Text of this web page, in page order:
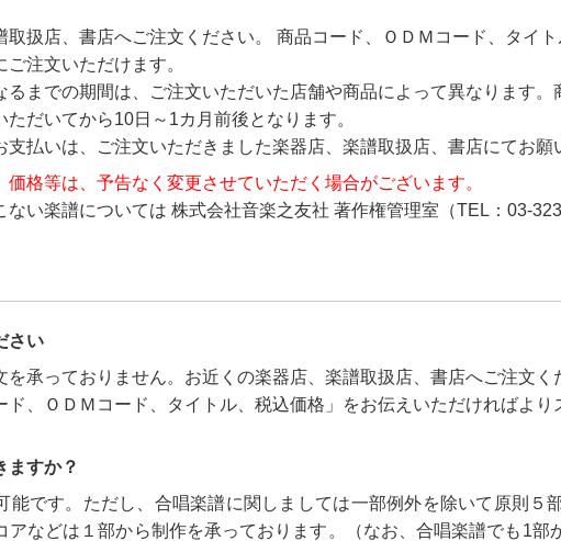
取扱店、書店へご注文ください。 商品コード、ＯＤＭコード、タイ
注文いただけます。
るまでの期間は、ご注文いただいた店舗や商品によって異なります
ただいてから10日～1カ月前後となります。
支払いは、ご注文いただきました楽器店、楽譜取扱店、書店にてお願
格等は、予告なく変更させていただく場合がございます。
ない楽譜については 株式会社音楽之友社 著作権管理室（TEL：03-
さい
を承っておりません。お近くの楽器店、楽譜取扱店、書店へご注文く
ド、ＯＤＭコード、タイトル、税込価格」をお伝えいただければより
ますか？
能です。ただし、合唱楽譜に関しましては一部例外を除いて原則５
アなどは１部から制作を承っております。（なお、合唱楽譜でも1部